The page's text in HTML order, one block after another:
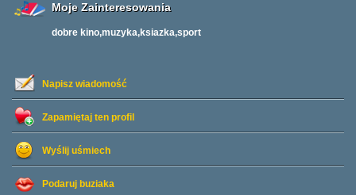
Napisz wiadomość
Zapamiętaj ten profil
Wyślij uśmiech
Podaruj buziaka
Moje Zainteresowania
dobre kino,muzyka,ksiazka,sport